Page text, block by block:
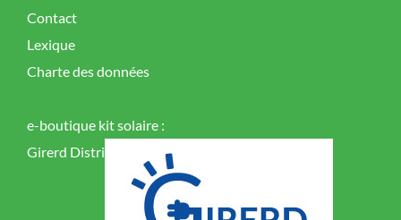
Contact
Lexique
Charte des données
e-boutique kit solaire :
Girerd Distri